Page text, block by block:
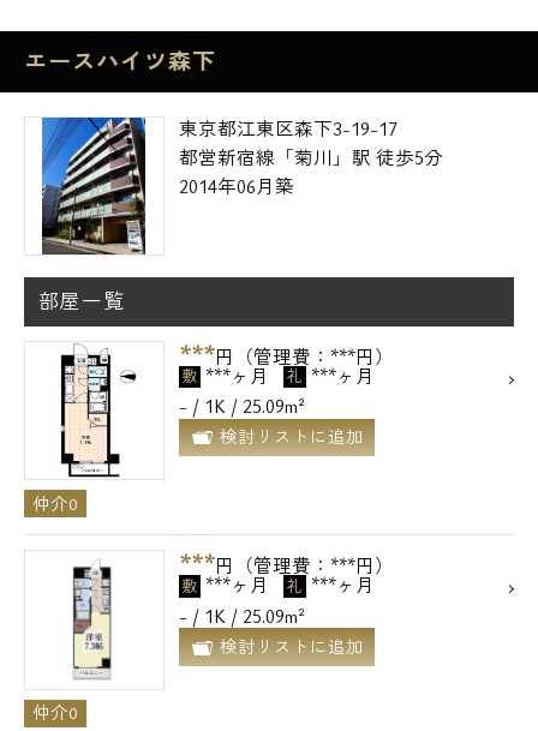
エースハイツ森下
東京都江東区森下3-19-17
都営新宿線「菊川」駅 徒歩5分
2014年06月築
部屋一覧
***円（管理費：***円）
敷 ***ヶ月 礼 ***ヶ月
- / 1K / 25.09m²
検討リストに追加
仲介0
***円（管理費：***円）
敷 ***ヶ月 礼 ***ヶ月
- / 1K / 25.09m²
検討リストに追加
仲介0